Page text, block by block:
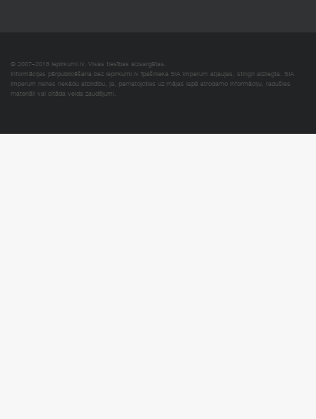
© 2007–2018 Iepirkumi.lv. Visas tiesības aizsargātas.
Informācijas pārpublicēšana bez iepirkumi.lv īpašnieka SIA Imperum atļaujas, stingri aizliegta. SIA
Imperum nenes nekādu atbildību, ja, pamatojoties uz mājas lapā atrodamo informāciju, radušies
materiāli vai citāda veida zaudējumi.